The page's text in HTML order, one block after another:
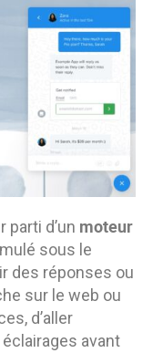
parti d’un moteur
sous le
des réponses ou
sur le web ou
d’aller
avant